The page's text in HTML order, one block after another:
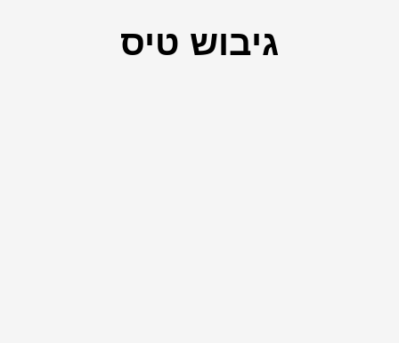
גיבוש טיס